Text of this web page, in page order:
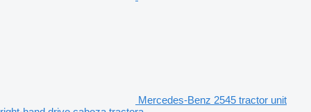
Mercedes-Benz 2545 tractor unit